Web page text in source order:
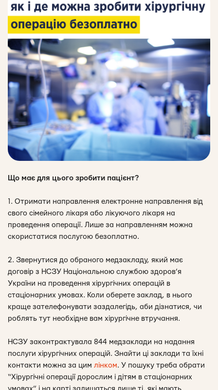
Що має для цього зробити пацієнт?
1. Отримати направлення електронне направлення від
свого сімейного лікаря або лікуючого лікаря на
проведення операції. Лише за направленням можна
скористатися послугою безоплатно.
2. Звернутися до обраного медзакладу, який має
договір з НСЗУ Національною службою здоров’я
України на проведення хірургічних операцій в
стаціонарних умовах. Коли оберете заклад, в нього
краще зателефонувати заздалегідь, аби дізнатися, чи
роблять тут необхідне вам хірургічне втручання.
НСЗУ законтрактувала 844 медзаклади на надання
послуги хірургічних операцій. Знайти ці заклади та їхні
контакти можна за цим лінком. У пошуку треба обрати
“Хірургічні операції дорослим і дітям в стаціонарних